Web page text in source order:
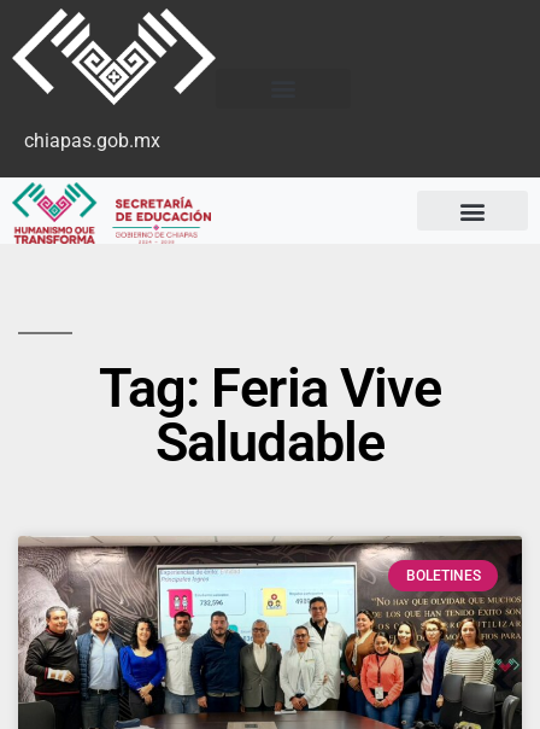
chiapas.gob.mx
Tag: Feria Vive
Saludable
BOLETINES